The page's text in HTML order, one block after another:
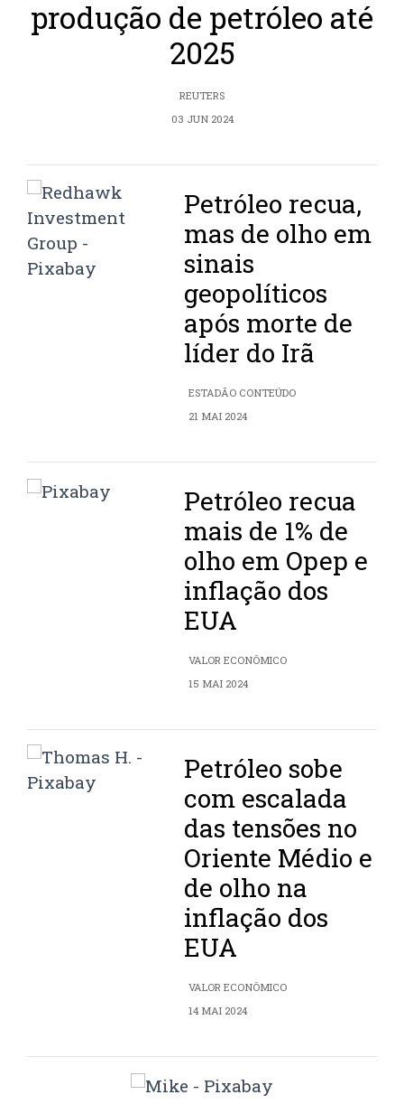
produção de petróleo até
2025
REUTERS
03 JUN 2024
Petróleo recua,
mas de olho em
sinais
geopolíticos
após morte de
líder do Irã
ESTADÃO CONTEÚDO
21 MAI 2024
Petróleo recua
mais de 1% de
olho em Opep e
inflação dos
EUA
VALOR ECONÔMICO
15 MAI 2024
Petróleo sobe
com escalada
das tensões no
Oriente Médio e
de olho na
inflação dos
EUA
VALOR ECONÔMICO
14 MAI 2024